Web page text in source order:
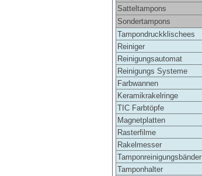
Satteltampons
Sondertampons
Tampondruckklischees
Reiniger
Reinigungsautomat
Reinigungs Systeme
Farbwannen
Keramikrakelringe
TIC Farbtöpfe
Magnetplatten
Rasterfilme
Rakelmesser
Tamponreinigungsbänder
Tamponhalter